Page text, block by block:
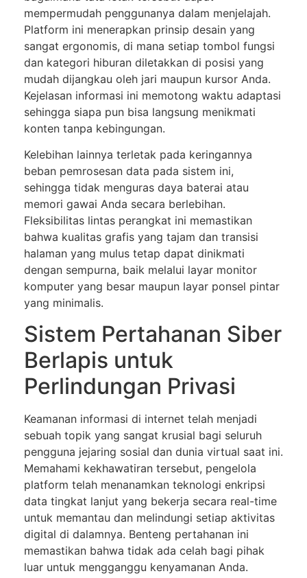
mempermudah penggunanya dalam menjelajah.
Platform ini menerapkan prinsip desain yang
sangat ergonomis, di mana setiap tombol fungsi
dan kategori hiburan diletakkan di posisi yang
mudah dijangkau oleh jari maupun kursor Anda.
Kejelasan informasi ini memotong waktu adaptasi
sehingga siapa pun bisa langsung menikmati
konten tanpa kebingungan.
Kelebihan lainnya terletak pada keringannya
beban pemrosesan data pada sistem ini,
sehingga tidak menguras daya baterai atau
memori gawai Anda secara berlebihan.
Fleksibilitas lintas perangkat ini memastikan
bahwa kualitas grafis yang tajam dan transisi
halaman yang mulus tetap dapat dinikmati
dengan sempurna, baik melalui layar monitor
komputer yang besar maupun layar ponsel pintar
yang minimalis.
Sistem Pertahanan Siber
Berlapis untuk
Perlindungan Privasi
Keamanan informasi di internet telah menjadi
sebuah topik yang sangat krusial bagi seluruh
pengguna jejaring sosial dan dunia virtual saat ini.
Memahami kekhawatiran tersebut, pengelola
platform telah menanamkan teknologi enkripsi
data tingkat lanjut yang bekerja secara real-time
untuk memantau dan melindungi setiap aktivitas
digital di dalamnya. Benteng pertahanan ini
memastikan bahwa tidak ada celah bagi pihak
luar untuk mengganggu kenyamanan Anda.